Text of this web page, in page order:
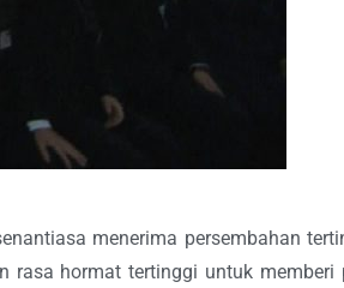
menerima persembahan
hormat tertinggi untuk memberi